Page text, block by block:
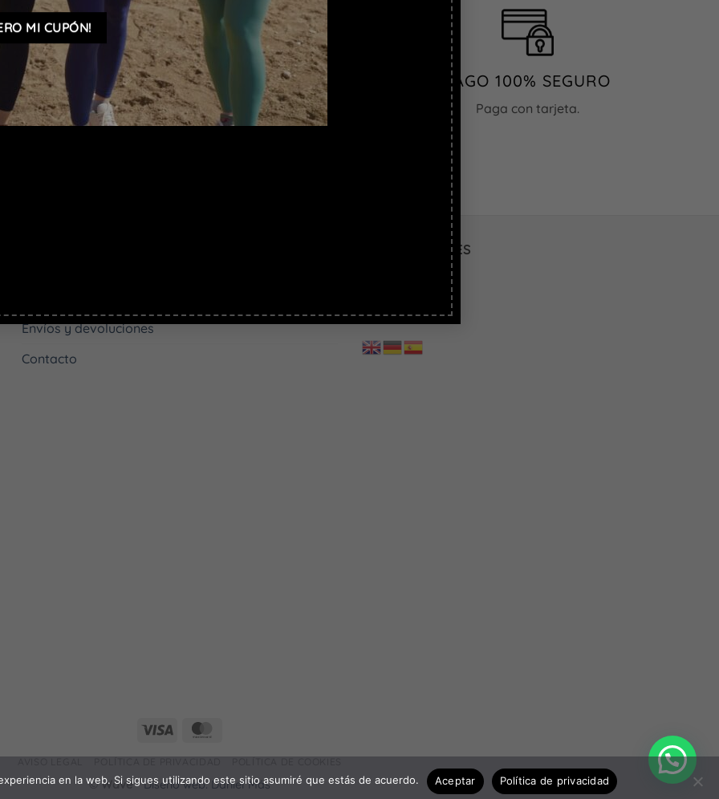
ENVÍOS GRATIS
Para compras superiores a 70€
PAGO 100% SEGURO
Paga con tarjeta.
Envíos y devoluciones
Contacto
REDES SOCIALES
Visa
©Wave-Diseño web: Daniel Más
en la web. Si sigues utilizando este sitio asumiré que estás de acuerdo. Aceptar Política de privacidad